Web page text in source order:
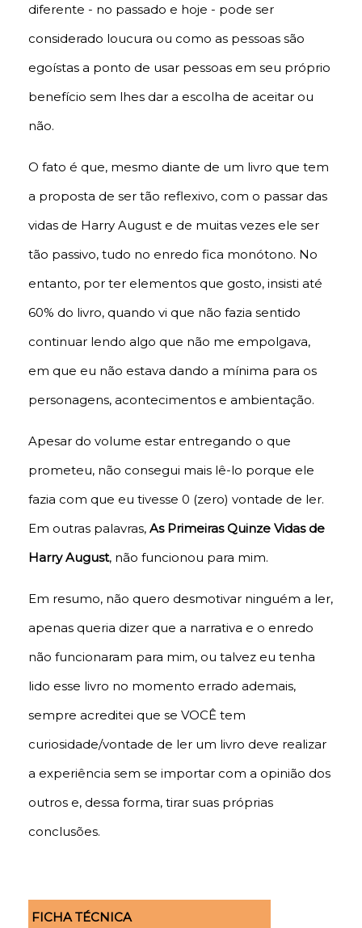
diferente - no passado e hoje - pode ser
considerado loucura ou como as pessoas são
egoístas a ponto de usar pessoas em seu próprio
benefício sem lhes dar a escolha de aceitar ou
não.
O fato é que, mesmo diante de um livro que tem
a proposta de ser tão reflexivo, com o passar das
vidas de Harry August e de muitas vezes ele ser
tão passivo, tudo no enredo fica monótono. No
entanto, por ter elementos que gosto, insisti até
60% do livro, quando vi que não fazia sentido
continuar lendo algo que não me empolgava,
em que eu não estava dando a mínima para os
personagens, acontecimentos e ambientação.
Apesar do volume estar entregando o que
prometeu, não consegui mais lê-lo porque ele
fazia com que eu tivesse 0 (zero) vontade de ler.
Em outras palavras, As Primeiras Quinze Vidas de
Harry August, não funcionou para mim.
Em resumo, não quero desmotivar ninguém a ler,
apenas queria dizer que a narrativa e o enredo
não funcionaram para mim, ou talvez eu tenha
lido esse livro no momento errado ademais,
sempre acreditei que se VOCÊ tem
curiosidade/vontade de ler um livro deve realizar
a experiência sem se importar com a opinião dos
outros e, dessa forma, tirar suas próprias
conclusões.
FICHA TÉCNICA